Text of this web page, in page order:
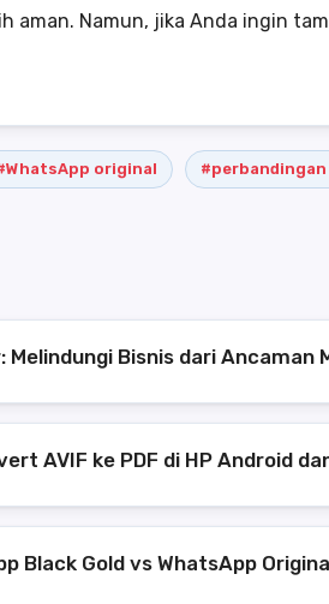
aman. Namun, jika Anda ingin
original
Melindungi Bisnis dari Ancaman
AVIF ke PDF di HP Android
Black Gold vs WhatsApp